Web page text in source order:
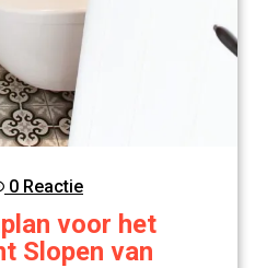
0 Reactie
voor het
Slopen van